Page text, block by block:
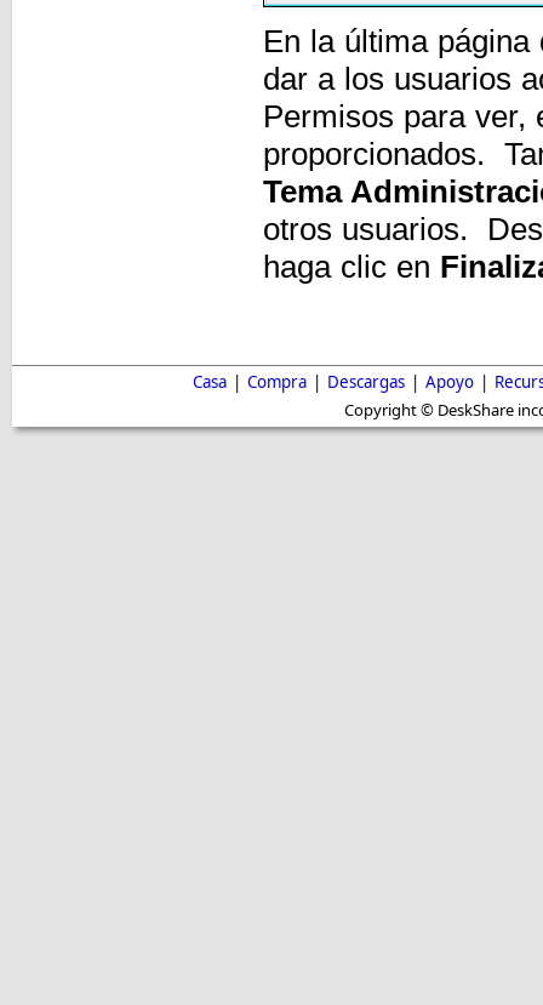
En la última
dar a los usuarios
Permisos para ver,
proporcionados.
Tema
otros usuarios.
haga clic en
Casa | Compra | Descargas | Apoyo |
Copyright © DeskShare